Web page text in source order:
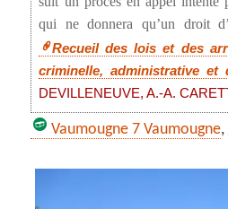
qui ne donnera qu’un droit
Recueil des lois et des
criminelle, administrative et
DEVILLENEUVE, A.-A.
Vaumougne 7 Vaumougne,